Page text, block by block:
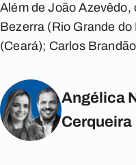
Além de João Azevêdo,
Bezerra (Rio Grande
(Ceará); Carlos
Angélica
Cerqueira